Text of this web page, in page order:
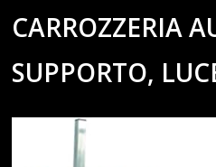
CARROZZERIA
SUPPORTO,